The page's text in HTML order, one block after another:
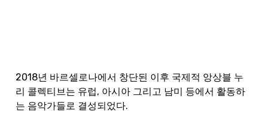
2018년 바르셀로나에서 창단된 이후 국제적 앙상블 누
리 콜렉티브는 유럽, 아시아 그리고 남미 등에서 활동하
는 음악가들로 결성되었다.